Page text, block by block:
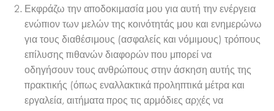
Εκφράζω την αποδοκιμασία μου για αυτή την ενέργεια
ενώπιον των μελών της κοινότητάς μου και ενημερώνω
για τους διαθέσιμους (ασφαλείς και νόμιμους) τρόπους
επίλυσης πιθανών διαφορών που μπορεί να
οδηγήσουν τους ανθρώπους στην άσκηση αυτής της
πρακτικής (όπως εναλλακτικά προληπτικά μέτρα και
εργαλεία, αιτήματα προς τις αρμόδιες αρχές να